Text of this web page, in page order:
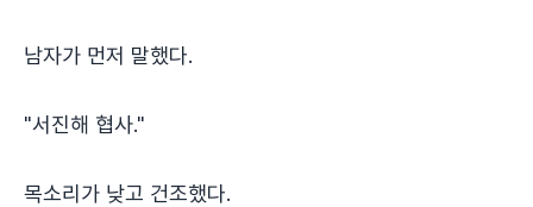
남자가 먼저 말했다.
"서진해 협사."
목소리가 낮고 건조했다.